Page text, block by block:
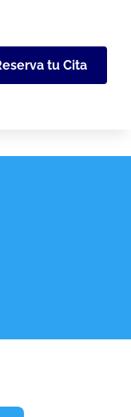
tu Cita